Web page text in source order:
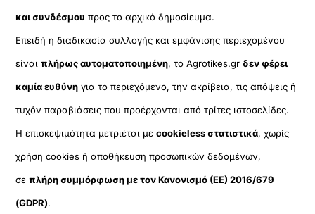
και συνδέσμου προς το αρχικό δημοσίευμα.
Επειδή η διαδικασία συλλογής και εμφάνισης περιεχομένου
είναιπλήρως αυτοματοποιημένη, το Agrotikes.gr δεν φέρει
καμία ευθύνη για το περιεχόμενο, την ακρίβεια, τις απόψεις ή
τυχόν παραβιάσεις που προέρχονται από τρίτες ιστοσελίδες.
Η επισκεψιμότητα μετριέται μεcookieless στατιστικά, χωρίς
χρήση cookies ή αποθήκευση προσωπικών δεδομένων,
σεπλήρη συμμόρφωση με τον Κανονισμό (ΕΕ) 2016/679
(GDPR).